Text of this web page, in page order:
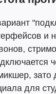
и
зато
для